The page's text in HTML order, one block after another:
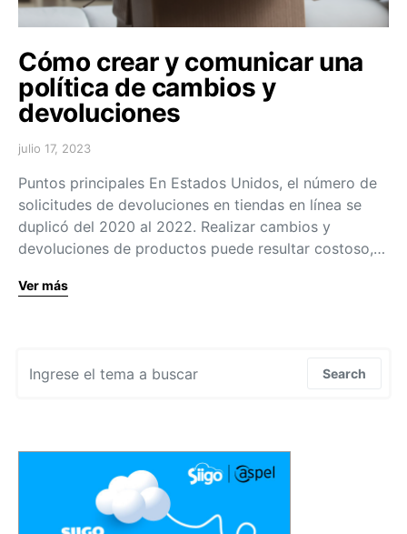
Cómo crear y comunicar una
política de cambios y
devoluciones
julio 17, 2023
Puntos principales En Estados Unidos, el número de
solicitudes de devoluciones en tiendas en línea se
duplicó del 2020 al 2022. Realizar cambios y
devoluciones de productos puede resultar costoso,…
Ver más
Search